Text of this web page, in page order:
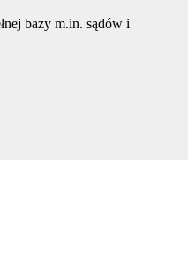
bazy m.in. sądów i